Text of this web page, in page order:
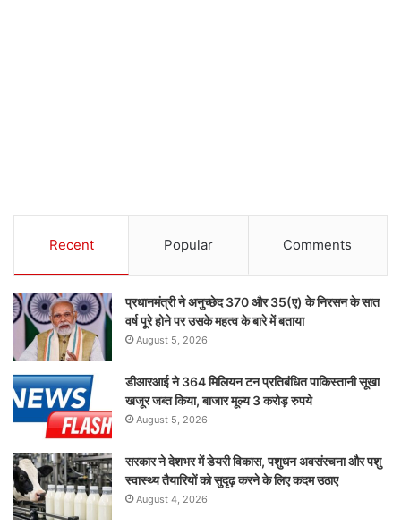
Recent Popular Comments
प्रधानमंत्री ने अनुच्छेद 370 और 35(ए) के निरसन के सात
वर्ष पूरे होने पर उसके महत्व के बारे में बताया
August 5, 2026
डीआरआई ने 364 मिलियन टन प्रतिबंधित पाकिस्तानी सूखा
खजूर जब्त किया, बाजार मूल्य 3 करोड़ रुपये
August 5, 2026
सरकार ने देशभर में डेयरी विकास, पशुधन अवसंरचना और पशु
स्वास्थ्य तैयारियों को सुदृढ़ करने के लिए कदम उठाए
August 4, 2026